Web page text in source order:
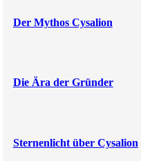
Der Mythos Cysalion
Die Ära der Gründer
Sternenlicht über Cysalion